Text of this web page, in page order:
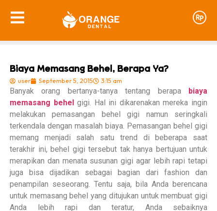
Biaya Memasang Behel, Berapa Ya?
user September 5, 2015 3:15 am
Banyak orang bertanya-tanya tentang berapa
biaya
memasang behel gigi. Hal ini dikarenakan mereka ingin
melakukan pemasangan behel gigi namun seringkali
terkendala dengan masalah biaya. Pemasangan behel gigi
memang menjadi salah satu trend di beberapa saat
terakhir ini, behel gigi tersebut tak hanya bertujuan untuk
merapikan dan menata susunan gigi agar lebih rapi tetapi
juga bisa dijadikan sebagai bagian dari fashion dan
penampilan seseorang. Tentu saja, bila Anda berencana
untuk memasang behel yang ditujukan untuk membuat gigi
Anda lebih rapi dan teratur, Anda sebaiknya